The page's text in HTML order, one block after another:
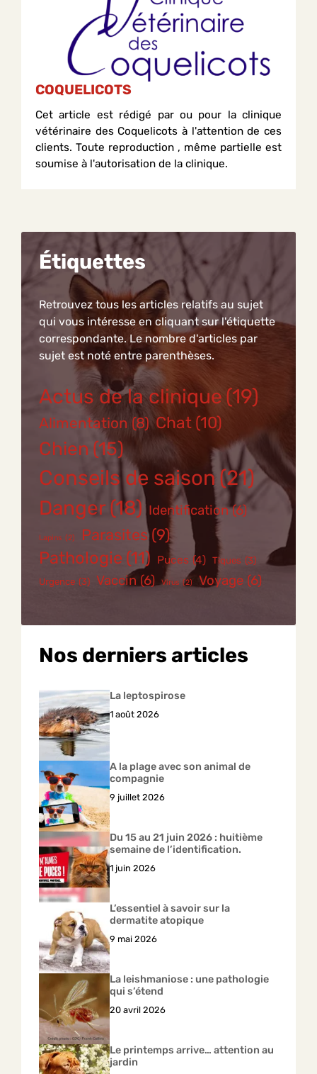
COQUELICOTS
Cet article est rédigé par ou pour la clinique
vétérinaire des Coquelicots à l'attention de ces
clients. Toute reproduction , même partielle est
soumise à l'autorisation de la clinique.
Étiquettes
Retrouvez tous les articles relatifs au sujet
qui vous intéresse en cliquant sur l'étiquette
correspondante. Le nombre d'articles par
sujet est noté entre parenthèses.
Actus de la clinique (19)
Alimentation (8) Chat (10)
Chien (15)
Conseils de saison (21)
Danger(18) Identification (6)
Lapins (2) Parasites (9)
Pathologie (11) Puces (4) Tiques (3)
Urgence (3) Vaccin (6) Virus (2) Voyage (6)
Nos derniers articles
La leptospirose
1 août 2026
A la plage avec son animal de
compagnie
9 juillet 2026
Du 15 au 21 juin 2026 : huitième
semaine de l’identification.
1 juin 2026
L’essentiel à savoir sur la
dermatite atopique
9 mai 2026
La leishmaniose : une pathologie
qui s’étend
20 avril 2026
Le printemps arrive… attention au
jardin